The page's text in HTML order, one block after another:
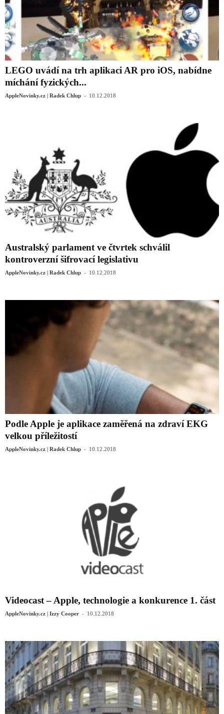
LEGO uvádí na trh aplikaci AR pro iOS, nabídne
míchání fyzických...
AppleNovinky.cz | Radek Chlup - 10.12.2018
Australský parlament ve čtvrtek schválil
kontroverzní šifrovací legislativu
AppleNovinky.cz | Radek Chlup - 10.12.2018
Podle Apple je aplikace zaměřená na zdraví EKG
velkou příležitostí
AppleNovinky.cz | Radek Chlup - 10.12.2018
Videocast – Apple, technologie a konkurence 1. část
AppleNovinky.cz | Izzy Cooper - 10.12.2018